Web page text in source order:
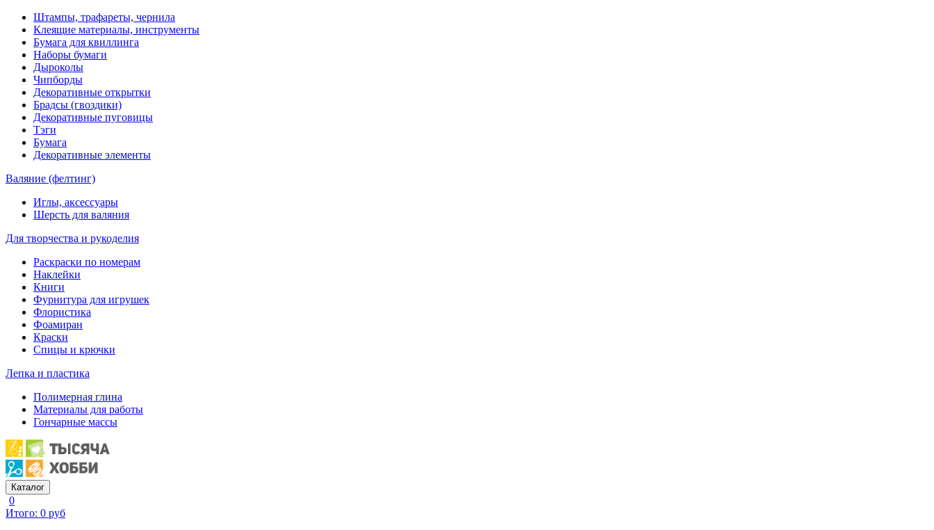
Штампы, трафареты, чернила
Клеящие материалы, инструменты
Бумага для квиллинга
Наборы бумаги
Дыроколы
Чипборды
Декоративные открытки
Брадсы (гвоздики)
Декоративные пуговицы
Тэги
Бумага
Декоративные элементы
Валяние (фелтинг)
Иглы, аксессуары
Шерсть для валяния
Для творчества и рукоделия
Раскраски по номерам
Наклейки
Книги
Фурнитура для игрушек
Флористика
Фоамиран
Краски
Спицы и крючки
Лепка и пластика
Полимерная глина
Материалы для работы
Гончарные массы
Каталог
0
Итого: 0 руб